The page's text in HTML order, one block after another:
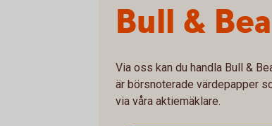
Bull &
Via oss kan du handla Bull &
är börsnoterade värdepapper
via våra aktiemäklare.